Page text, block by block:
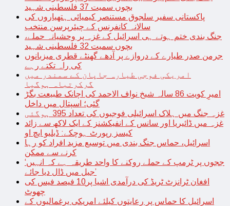
بچوں سمیت 37 فلسطینی شہید
پاکستانی سفیر سلجوق مستنصر کیمیائی ہتھیاروں کی
سالانہ کانفرنس کے چیئرپرسن منتخب
جنگ بندی ختم ہوتے ہی اسرائیل کے غزہ پر وحشیانہ حملے،
بچوں سمیت 32 فلسطینی شہید
جرمن صدر طیارے کے دروازے پر آدھے گھنٹے قطری میزبانوں
کی راہ تکتے رہے
امریکی فوجی طیارہ جاپان کے سمندر میں
گرکرتباہ ہوگیا
امیرِ کویت 86 سالہ شیخ نواف الاحمد کی اچانک طبیعت بگڑ
گئی؛ اسپتال میں داخل
غزہ جنگ میں ہلاک اسرائیلی فوجیوں کی تعداد 395 ہوگئی
غزہ میں ڈائیریا اور سانس کے انفیکشنز کے ایک لاکھ سے زائد
کیسز رپورٹ ہوچکے: ڈبلیو ایچ او
اسرائیل، حماس جنگ بندی میں توسیع مزید افراد کو رہا
کرنے سے ممکن
‘ججوں پر ٹرمپ کے حملے روکنے کا واحد طریقہ ہے کہ انہیں
جیل میں ڈال دیا جائے’
افغان ٹرانزٹ ٹریڈ کی درآمدی اشیا پر10 فیصد فیس کی
چھوٹ
اسرائیل کا حماس پر رعایتوں کیلئے امریکی یرغمالیوں کے